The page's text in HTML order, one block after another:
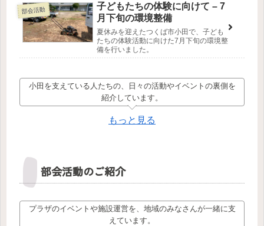
部会活動
子どもたちの体験に向けて – 7
月下旬の環境整備
夏休みを迎えたつくば市小田で、子ども
たちの体験活動に向けた7月下旬の環境整
備を行いました。
小田を支えている人たちの、日々の活動やイベントの裏側を
紹介しています。
もっと見る
部会活動のご紹介
プラザのイベントや施設運営を、地域のみなさんが一緒に支
えています。